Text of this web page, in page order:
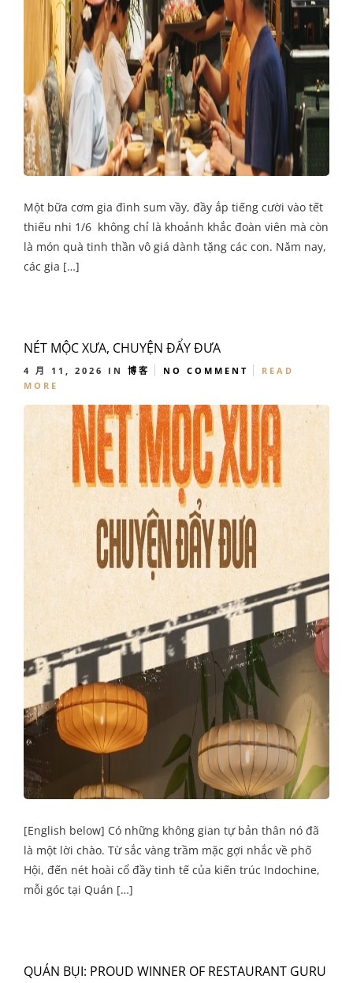
Một bữa cơm gia đình sum vầy, đầy ắp tiếng cười vào tết
thiếu nhi 1/6 không chỉ là khoảnh khắc đoàn viên mà còn
là món quà tinh thần vô giá dành tặng các con. Năm nay,
các gia […]
NÉT MỘC XƯA, CHUYỆN ĐẨY ĐƯA
4 月 11, 2026 IN 博客 NO COMMENT
READ
MORE
[English below] Có những không gian tự bản thân nó đã
là một lời chào. Từ sắc vàng trầm mặc gợi nhắc về phố
Hội, đến nét hoài cổ đầy tinh tế của kiến trúc Indochine,
mỗi góc tại Quán […]
QUÁN BỤI: PROUD WINNER OF RESTAURANT GURU